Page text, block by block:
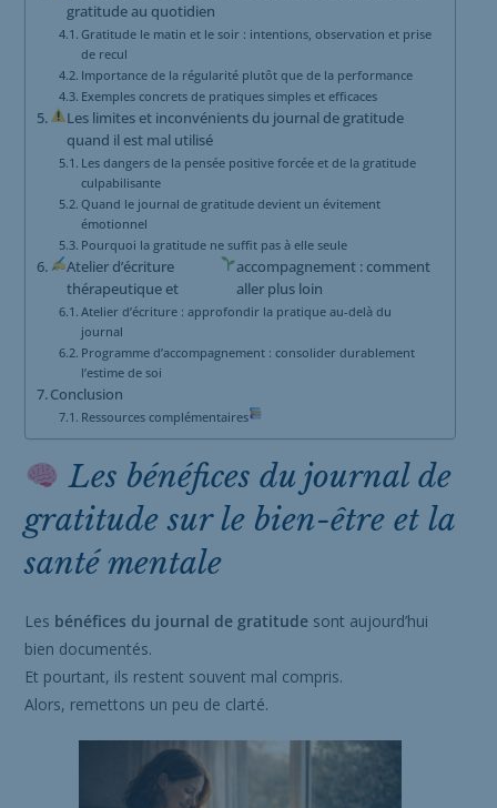
gratitude au quotidien
Gratitude le matin et le soir : intentions, observation et prise
de recul
Importance de la régularité plutôt que de la performance
Exemples concrets de pratiques simples et efficaces
Les limites et inconvénients du journal de gratitude
quand il est mal utilisé
Les dangers de la pensée positive forcée et de la gratitude
culpabilisante
Quand le journal de gratitude devient un évitement
émotionnel
Pourquoi la gratitude ne suffit pas à elle seule
Atelier d’écriture
thérapeutique et
accompagnement : comment
aller plus loin
Atelier d’écriture : approfondir la pratique au-delà du
journal
Programme d’accompagnement : consolider durablement
l’estime de soi
Conclusion
Ressources complémentaires
Les bénéfices du journal de
gratitude sur le bien-être et la
santé mentale
Les bénéfices du journal de gratitudesont aujourd’hui
bien documentés.
Et pourtant, ils restent souvent mal compris.
Alors, remettons un peu de clarté.